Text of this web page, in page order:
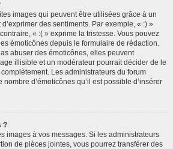
images qui peuvent être utilisées grâce à un
des sentiments. Par exemple, « :) »
« :( » exprime la tristesse. Vous pouvez
émoticônes depuis le formulaire de rédaction.
abuser des émoticônes, elles peuvent
illisible et un modérateur pourrait décider de le
Les administrateurs du forum
d’émoticônes qu’il est possible d’insérer
?
images à vos messages. Si les administrateurs
de pièces jointes, vous pourrez transférer des